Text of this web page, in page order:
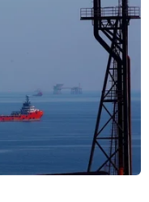
Ferrari và Rolls-
sang kỷ lục. Hiện
trường vững chắc